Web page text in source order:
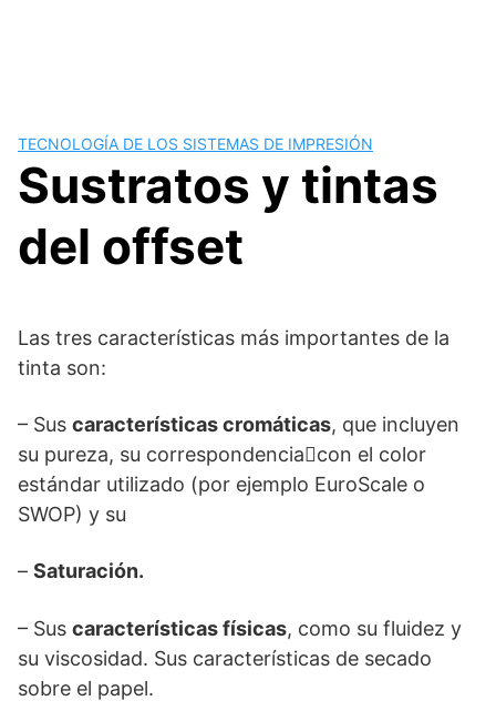
TECNOLOGÍA DE LOS SISTEMAS DE IMPRESIÓN
Sustratos y tintas
del offset
Las tres características más importantes de la
tinta son:
– Sus características cromáticas, que incluyen
su pureza, su correspondenciacon el color
estándar utilizado (por ejemplo EuroScale o
SWOP) y su
– Saturación.
– Sus características físicas, como su fluidez y
su viscosidad. Sus características de secado
sobre el papel.